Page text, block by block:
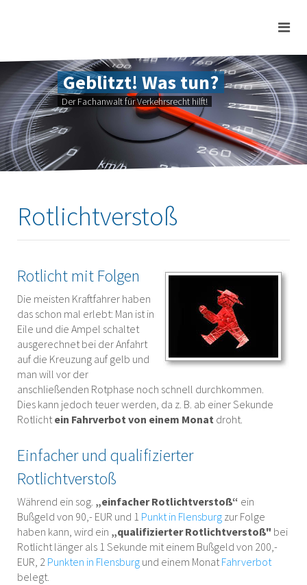
Geblitzt! Was tun?
Der Fachanwalt für Verkehrsrecht hilft!
Rotlichtverstoß
Rotlicht mit Folgen
Die meisten Kraftfahrer haben
das schon mal erlebt: Man ist in
Eile und die Ampel schaltet
ausgerechnet bei der Anfahrt
auf die Kreuzung auf gelb und
man will vor der
anschließenden Rotphase noch schnell durchkommen.
Dies kann jedoch teuer werden, da z. B. ab einer Sekunde
Rotlichtein Fahrverbot von einem Monat droht.
Einfacher und qualifizierter
Rotlichtverstoß
Während ein sog. „einfacher Rotlichtverstoß“ ein
Bußgeld von 90,- EUR und 1 Punkt in Flensburg zur Folge
haben kann, wird ein „qualifizierter Rotlichtverstoß" bei
Rotlicht länger als 1 Sekunde mit einem Bußgeld von 200,-
EUR, 2 Punkten in Flensburg und einem MonatFahrverbot
belegt.